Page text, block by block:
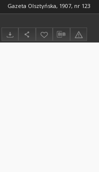
Gazeta Olsztyńska, 1907, nr 123